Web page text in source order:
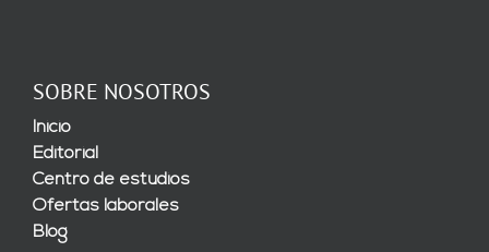
SOBRE NOSOTROS
Inicio
Editorial
Centro de estudios
Ofertas laborales
Blog